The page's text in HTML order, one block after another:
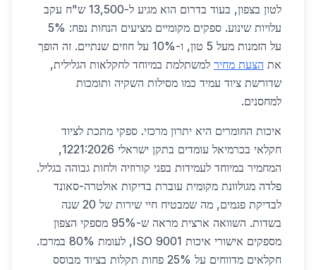
לטון בצפון, בעוד בדרום הוא מגיע ל-13,500 ש"ח עקב
עלויות שינוע. ספקים מקומיים מציעים הנחות נפח: 5%
על הזמנות מעל 5 טון, ו-10% על חוזים שנתיים. זה הופך
את הצעת מחיר למשתלמת במיוחד לחקלאות הגלילית,
שדורשת ציוד עמיד כמו מסילות השקיה ותומכות
למחסנים.
איכות החומרים היא יתרון מרכזי. ספקי מתכת לציוד
חקלאי בכרמיאל עומדים בתקן ישראלי 1221:2026,
המחמיר במיוחד לעמידות בפני קורוזיה ולחות גבוהה בגליל.
פלדה מגולוונת מקומית עוברת בדיקות אולטרה-סאונד
לבדיקת פגמים, מה שמבטיח חיי שירות של 20 שנה
בשדות. השוואה ארצית מראה ש-95% מספקי הצפון
מספקים אישורי איכות ISO 9001, לעומת 80% במרכז.
חקלאים מדווחים על 25% פחות תקלות בציוד מבוסס